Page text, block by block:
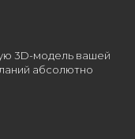
3D-модель вашей
абсолютно